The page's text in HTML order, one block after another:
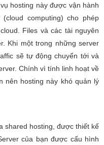
hosting này được vận hành
computing) cho phép
Files và các tài nguyên
Khi một trong những server
sẽ tự động chuyển tới và
Chính vì tính linh hoạt về
nên hosting này khó quản lý
shared hosting, được thiết kế
của bạn được cấu hình